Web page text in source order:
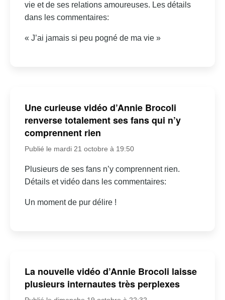
vie et de ses relations amoureuses. Les détails
dans les commentaires:
« J’ai jamais si peu pogné de ma vie »
Une curieuse vidéo d’Annie Brocoli
renverse totalement ses fans qui n’y
comprennent rien
Publié le mardi 21 octobre à 19:50
Plusieurs de ses fans n’y comprennent rien.
Détails et vidéo dans les commentaires:
Un moment de pur délire !
La nouvelle vidéo d’Annie Brocoli laisse
plusieurs internautes très perplexes